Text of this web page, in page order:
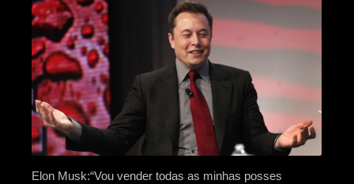
Elon Musk:“Vou vender todas as minhas posses